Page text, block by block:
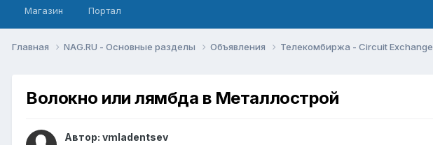
Магазин Портал
Главная NAG.RU - Основные разделы Объявления Телекомбиржа - Circuit Exchange
Волокно или лямбда в Металлострой
Автор: vmladentsev